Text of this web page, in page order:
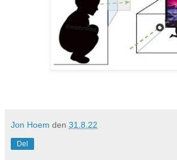
Jon Hoem den 31.8.22
Del